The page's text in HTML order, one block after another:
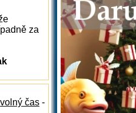
za
volný čas -